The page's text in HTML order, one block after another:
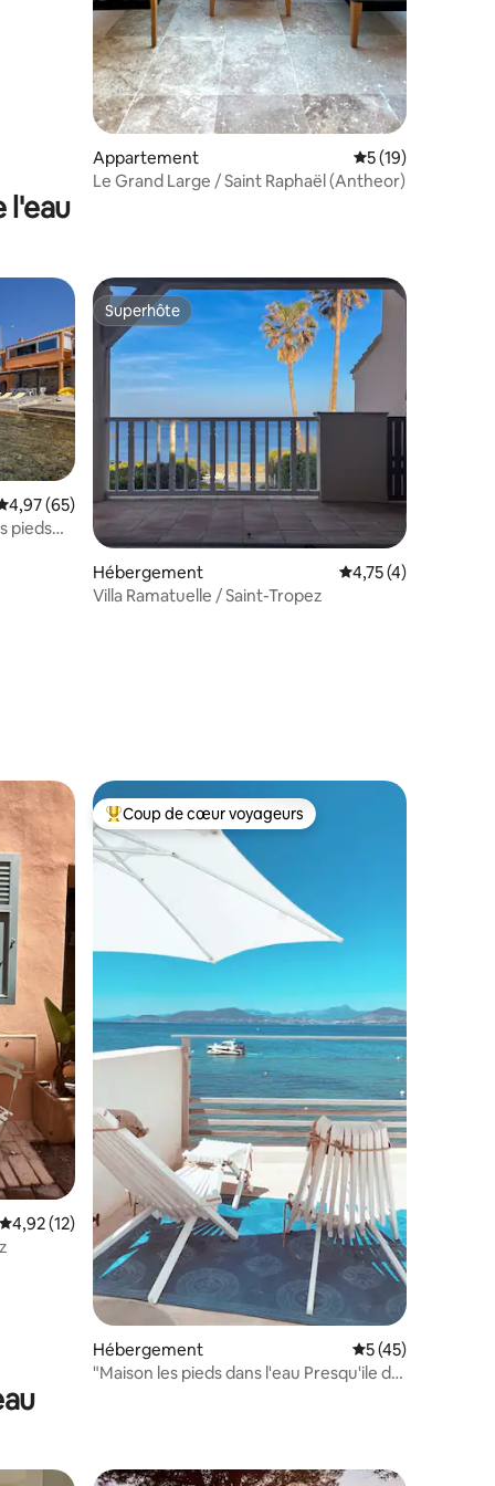
Appartement Évaluation
5 (19)
Le Grand Large / Saint Raphaël (Antheor)
l'eau
: 4,94 sur 5
moyenne sur la base de 65 commentaires : 4,97 sur 5
4,97 (65)
pieds
Superhôte
Superhôte
Hébergement Évaluation
4,75 (4)
Villa Ramatuelle / Saint-Tropez
: 4,97 sur 5
Évaluation moyenne sur la base de 12 commentaires : 4,92 sur 5
4,92 (12)
Coups de cœur voyageurs les plus appréciés
Coup de cœur voyageurs
Hébergement Évaluation
5 (45)
"Maison les pieds dans l'eau Presqu'ile de